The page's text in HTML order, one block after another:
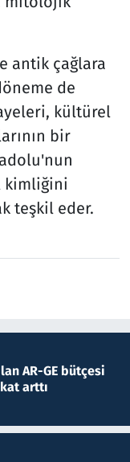
antik çağlara
de
kültürel
bir
kimliğini
teşkil eder.
AR-GE bütçesi
arttı